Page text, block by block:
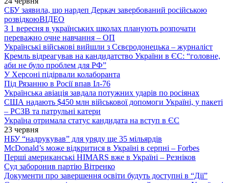
СБУ заявила, що нардеп Деркач завербований російською
розвідкоюВІДЕО
З 1 вересня в українських школах планують розпочати
переважно очне навчання – ОП
Українські військові вийшли з Сєвєродонецька – журналіст
Кремль відреагував на кандидатство України в ЄС: “головне,
аби не було проблем для РФ”
У Херсоні підірвали колаборанта
Під Рязанню в Росії впав Іл-76
Українська авіація завдала потужних ударів по росіянах
США надають $450 млн військової допомоги Україні, у пакеті
– РСЗВ та патрульні катери
Україна отримала статус кандидата на вступ в ЄС
23 червня
НБУ “надрукував” для уряду ще 35 мільярдів
McDonald’s може відкритися в Україні в серпні – Forbes
Перші американські HIMARS вже в Україні – Резніков
Суд заборонив партію Вітренко
Документи про завершення освіти будуть доступні в “Дії”